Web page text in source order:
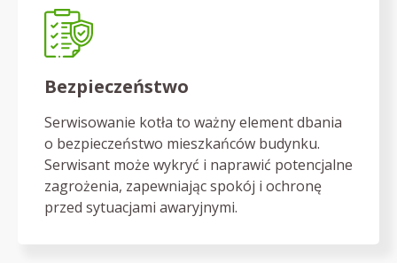
Bezpieczeństwo
Serwisowanie kotła to ważny element dbania
o bezpieczeństwo mieszkańców budynku.
Serwisant może wykryć i naprawić potencjalne
zagrożenia, zapewniając spokój i ochronę
przed sytuacjami awaryjnymi.